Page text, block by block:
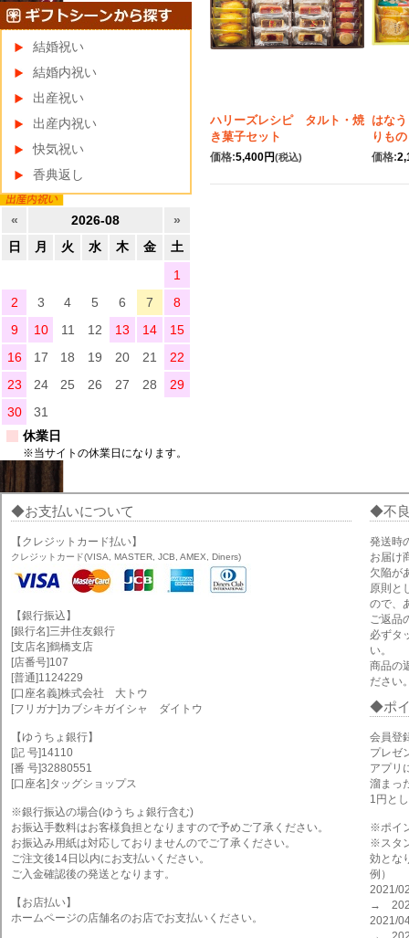
ハリーズレシピ タルト・焼
き菓子セット
価格:5,400円(税込)
はな
りもの
価格:
結婚祝い
結婚内祝い
出産祝い
出産内祝い
快気祝い
香典返し
« 2026-08
»
日
月 火 水 木 金
土
1
2
3 4 5 6 7
8
9
10 11 12 13 14
15
16
17 18 19 20 21
22
23
24 25 26 27 28
29
30
31
休業日
※当サイトの休業日になります。
お支払いについて
【クレジットカード払い】
クレジットカード(VISA, MASTER, JCB, AMEX, Diners)
【銀行振込】
[銀行名]三井住友銀行
[支店名]鶴橋支店
[店番号]107
[普通]1124229
[口座名義]株式会社 大トウ
[フリガナ]カブシキガイシャ ダイトウ
【ゆうちょ銀行】
[記 号]14110
[番 号]32880551
[口座名]タッグショップス
※銀行振込の場合(ゆうちょ銀行含む)
お振込手数料はお客様負担となりますので予めご了承ください。
お振込み用紙は対応しておりませんのでご了承ください。
ご注文後14日以内にお支払いください。
ご入金確認後の発送となります。
【お店払い】
ホームページの店舗名のお店でお支払いください。
不
発送時
お届け
欠陥が
原則と
ので、
ご返品
必ずタ
い。
商品の
ださい
ポ
会員登
プレゼ
アプリ
溜まっ
1円と
※ポイ
※スタ
効とな
例）
2021/
→
2021/